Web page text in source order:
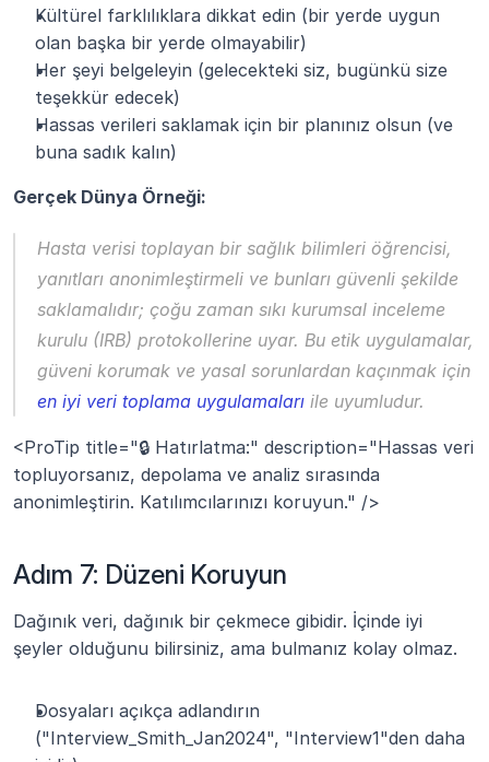
Kültürel farklılıklara dikkat edin (bir yerde uygun
olan başka bir yerde olmayabilir)
Her şeyi belgeleyin (gelecekteki siz, bugünkü size
teşekkür edecek)
Hassas verileri saklamak için bir planınız olsun (ve
buna sadık kalın)
Gerçek Dünya Örneği:
Hasta verisi toplayan bir sağlık bilimleri öğrencisi,
yanıtları anonimleştirmeli ve bunları güvenli şekilde
saklamalıdır; çoğu zaman sıkı kurumsal inceleme
kurulu (IRB) protokollerine uyar. Bu etik uygulamalar,
en iyi veri toplama uygulamaları ile uyumludur.
<ProTip title="🔒 Hatırlatma:" description="Hassas veri
topluyorsanız, depolama ve analiz sırasında
anonimleştirin. Katılımcılarınızı koruyun." />
Adım 7: Düzeni Koruyun
Dağınık veri, dağınık bir çekmece gibidir. İçinde iyi
şeyler olduğunu bilirsiniz, ama bulmanız kolay olmaz.
Dosyaları açıkça adlandırın
("Interview_Smith_Jan2024", "Interview1"den daha